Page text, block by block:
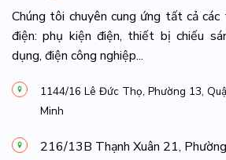
Chúng tôi chuyên cung ứng tất cả
điện: phụ kiện điện, thiết bị chiếu
dụng, điện công nghiệp...
1144/16 Lê Đức Thọ, Phường 13,
Minh
216/13B Thạnh Xuân 21,